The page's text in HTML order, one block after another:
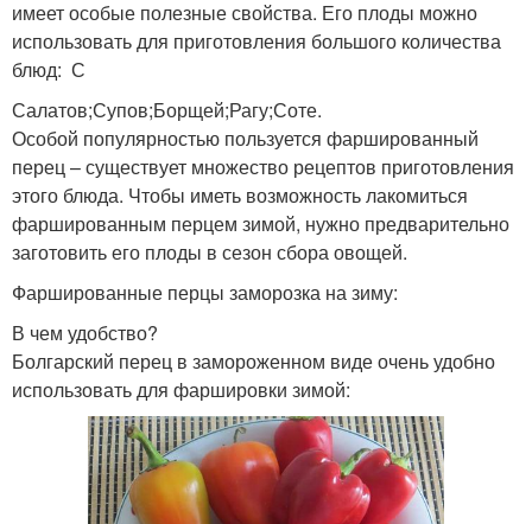
имеет особые полезные свойства. Его плоды можно
использовать для приготовления большого количества
блюд: С
Салатов;Супов;Борщей;Рагу;Соте.
Особой популярностью пользуется фаршированный
перец – существует множество рецептов приготовления
этого блюда. Чтобы иметь возможность лакомиться
фаршированным перцем зимой, нужно предварительно
заготовить его плоды в сезон сбора овощей.
Фаршированные перцы заморозка на зиму:
В чем удобство?
Болгарский перец в замороженном виде очень удобно
использовать для фаршировки зимой: